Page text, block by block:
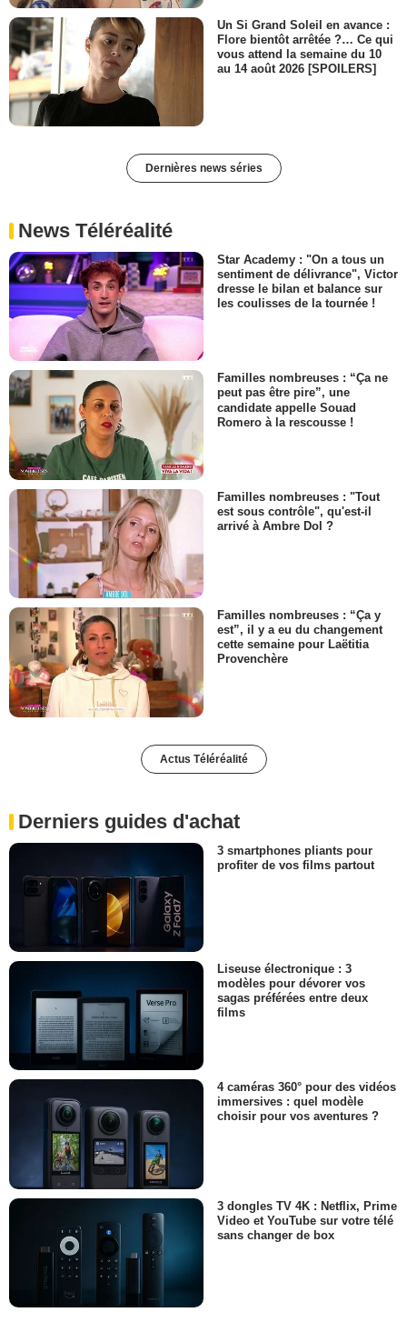
Un Si Grand Soleil en avance :
Flore bientôt arrêtée ?… Ce qui
vous attend la semaine du 10
au 14 août 2026 [SPOILERS]
Dernières news séries
News Téléréalité
Star Academy : "On a tous un
sentiment de délivrance", Victor
dresse le bilan et balance sur
les coulisses de la tournée !
Familles nombreuses : “Ça ne
peut pas être pire”, une
candidate appelle Souad
Romero à la rescousse !
Familles nombreuses : "Tout
est sous contrôle", qu'est-il
arrivé à Ambre Dol ?
Familles nombreuses : “Ça y
est”, il y a eu du changement
cette semaine pour Laëtitia
Provenchère
Actus Téléréalité
Derniers guides d'achat
3 smartphones pliants pour
profiter de vos films partout
Liseuse électronique : 3
modèles pour dévorer vos
sagas préférées entre deux
films
4 caméras 360° pour des vidéos
immersives : quel modèle
choisir pour vos aventures ?
3 dongles TV 4K : Netflix, Prime
Video et YouTube sur votre télé
sans changer de box